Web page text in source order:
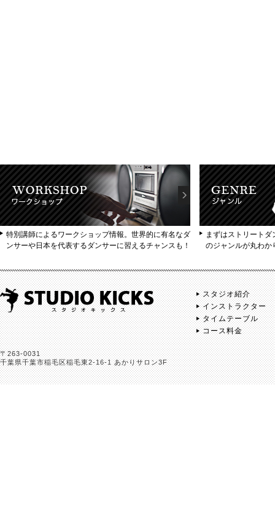
特別講師によるワークショップ情報。世界的に有名なダ
ンサーや日本を代表するダンサーに習えるチャンスも！
まずはストリート
のジャンルが丸わか
〒263-0031
千葉県千葉市稲毛区稲毛東2-16-1 あかりサロン3F
スタジオ紹介
インストラクター
タイムテーブル
コース料金